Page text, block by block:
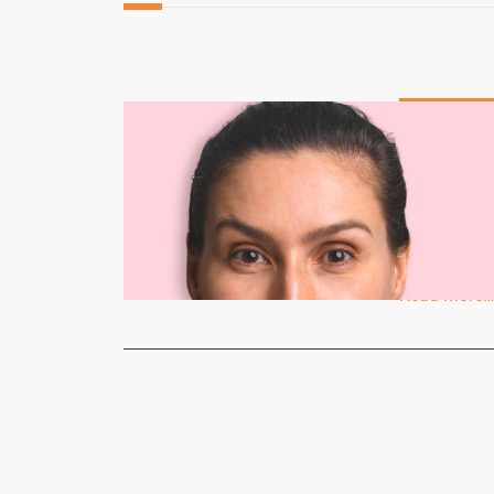
Outubro
Câncer
O mês de
movimento
Read More…